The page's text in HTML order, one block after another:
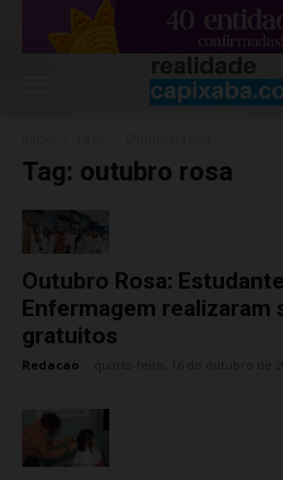
Tag: outubro rosa
Outubro Rosa:
Enfermagem realizaram
gratuitos
Redacao